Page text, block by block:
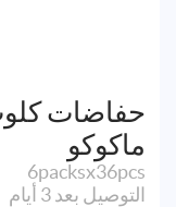
ماكوكو
6packsx36pcs
التوصيل بعد 3 أيام